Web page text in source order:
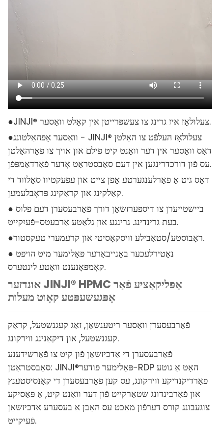
●JINJI® צעלולאָז איז גרינג צו צעשפּרייטן אין קאַלט וואַסער.
●וואַסער אָפּהאַלטונג - JINJI® צעלולאָז העלפֿט צו האַלטן
דאָס וואַסער אין דער וואַנט קיט פילם און אויך צו פֿאַרהאַלטן
עס פֿון דורכדרינגען אין דעם סאַבסטראַט אָדער פֿאַרדאַמפּפֿן.
דאָס גיט אַ פֿאַרלענגערטע אָפֿן צייט און עפֿעקטיוו סאַלווד די
קאַלקינג און קראַקינג פּראָבלעמען.
● ביישטייערן צו דיספּערזשאַן דורך פֿאַרבעסערן דעם פלוס
בעת גרינדינג. גרינגע און גלאַטע אַרבעטס-פֿעיִקייט.
●
ראָבוסטע/סטאַבילע וויסקאָסיטי און קרעמערי טעקסטור.
● נאַטירלעכער באַנייבאַרער פּאָלימער מיט הויפּט
קאָמפּאָנענט וואַטע לינטערס.
אונדזער JINJI® HPMC אַפּליקאַציע פֿאַר
אָפּגעשעפּטע קאָוט מעלות
פֿאַרבעסערן וואַסער ריטענשאַן, זאַג קעגנשטעל, קראַק
קעגנשטעל, און דיקאַנינג ווירקונג.
פֿאַרבעסערן די אַדכיזשאַן פֿון קיט צו פֿאַרשידענע
סאַבסטראַטן: JINJI®פּאָלימער פּודער-RDP האָט אַ גוטע
פֿאַרדיקנדיקע ווירקונג, עס קען פֿאַרבעסערן די קאָנסיסטענץ
און פֿאַרבינדונג שטאַרקייט פֿון דער וואַנט קיט, אַ פּאַסיקע
צוגעבונג קורס דערפֿון מאַכט עס האָבן אַ בעסערע אַדכיזשאַן
פֿעיִקייט.